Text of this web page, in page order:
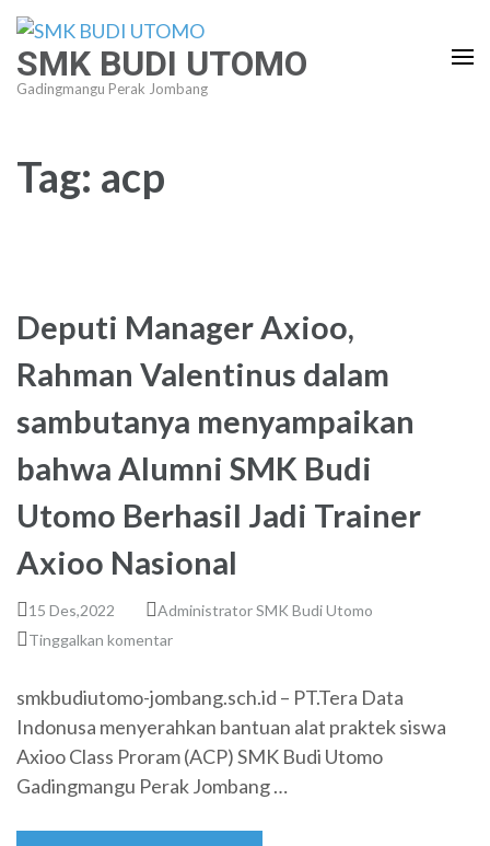
Lompat
konten
(Tekan
SMK BUDI UTOMO
Gadingmangu Perak Jombang
Tag: acp
Deputi Manager Axioo,
Rahman Valentinus dalam
sambutanya menyampaikan
bahwa Alumni SMK Budi
Utomo Berhasil Jadi Trainer
Axioo Nasional
15 Des,2022
Administrator SMK Budi Utomo
Tinggalkan komentar
smkbudiutomo-jombang.sch.id – PT.Tera Data
Indonusa menyerahkan bantuan alat praktek siswa
Axioo Class Proram (ACP) SMK Budi Utomo
Gadingmangu Perak Jombang …